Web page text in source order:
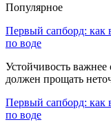
Популярное
Первый сапборд: как
по воде
Устойчивость
должен прощать
Первый сапборд: как
по воде